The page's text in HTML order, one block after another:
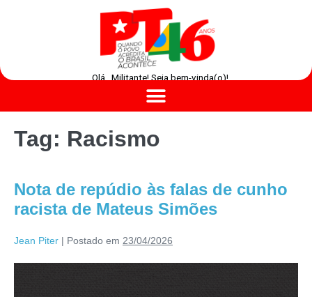
Olá , Militante! Seja bem-vinda(o)!
Tag: Racismo
Nota de repúdio às falas de cunho
racista de Mateus Simões
Jean Piter | Postado em 23/04/2026